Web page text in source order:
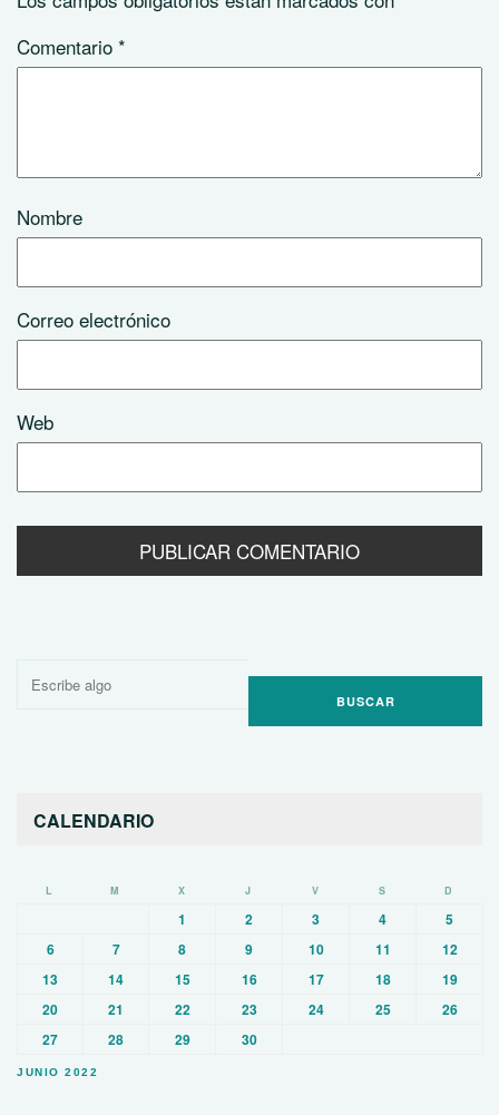
Comentario *
Nombre
Correo electrónico
Web
Buscar
CALENDARIO
JUNIO 2022
L M X J V S D
1 2 3 4
5
6
7 8 9 10 11
12
13
14 15 16 17 18
19
20
21 22 23 24 25
26
27
28 29 30